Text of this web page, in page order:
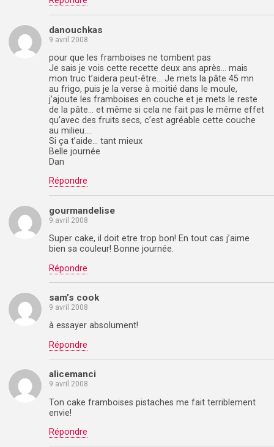
danouchkas
9 avril 2008
pour que les framboises ne tombent pas
Je sais je vois cette recette deux ans après… mais
mon truc t’aidera peut-être… Je mets la pâte 45 mn
au frigo, puis je la verse à moitié dans le moule,
j’ajoute les framboises en couche et je mets le reste
de la pâte… et même si cela ne fait pas le même effet
qu’avec des fruits secs, c’est agréable cette couche
au milieu….
Si ça t’aide… tant mieux
Belle journée
Dan
Répondre
gourmandelise
9 avril 2008
Super cake, il doit etre trop bon! En tout cas j’aime
bien sa couleur! Bonne journée.
Répondre
sam’s cook
9 avril 2008
à essayer absolument!
Répondre
alicemanci
9 avril 2008
Ton cake framboises pistaches me fait terriblement
envie!
Répondre